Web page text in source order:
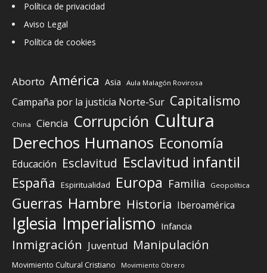
Política de privacidad
Aviso Legal
Política de cookies
Aborto América Asia Aula Malagón Rovirosa
Campaña por la justicia Norte-Sur Capitalismo
China Ciencia Corrupción Cultura
Derechos Humanos Economía
Educación Esclavitud Esclavitud infantil
España Espiritualidad Europa Familia Geopolítica
Guerras Hambre Historia Iberoamérica
Iglesia Imperialismo Infancia
Inmigración Juventud Manipulación
Movimiento Cultural Cristiano Movimiento Obrero